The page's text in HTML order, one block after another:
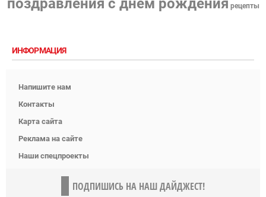
поздравления с днем рождения рецепты
ИНФОРМАЦИЯ
Напишите нам
Контакты
Карта сайта
Реклама на сайте
Наши спецпроекты
ПОДПИШИСЬ НА НАШ ДАЙДЖЕСТ!